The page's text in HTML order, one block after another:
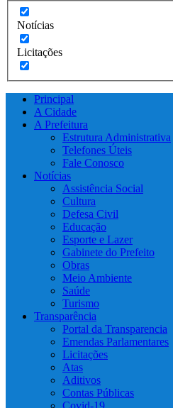
Notícias
Licitações
Principal
A Cidade
A Prefeitura
Estrutura Administrativa
Telefones Úteis
Fale Conosco
Notícias
Assistência Social
Cultura
Defesa Civil
Educação
Esporte e Lazer
Gabinete do Prefeito
Obras
Meio Ambiente
Saúde
Turismo
Transparência
Portal da Transparencia
Emendas Parlamentares
Licitações
Atas
Aditivos
Contas Públicas